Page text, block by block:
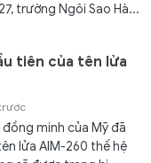
trường Ngôi Sao Hà...
tiên của tên lửa
minh của Mỹ đã
lửa AIM-260 thế hệ